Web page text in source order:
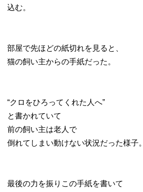
込む。
部屋で先ほどの紙切れを見ると、
猫の飼い主からの手紙だった。
“クロをひろってくれた人へ”
と書かれていて
前の飼い主は老人で
倒れてしまい動けない状況だった様子。
最後の力を振りこの手紙を書いて